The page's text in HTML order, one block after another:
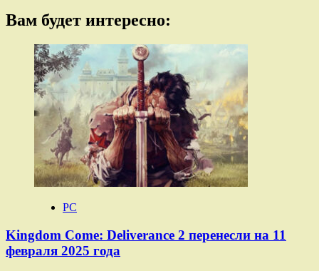
Вам будет интересно:
PC
Kingdom Come: Deliverance 2 перенесли на 11
февраля 2025 года